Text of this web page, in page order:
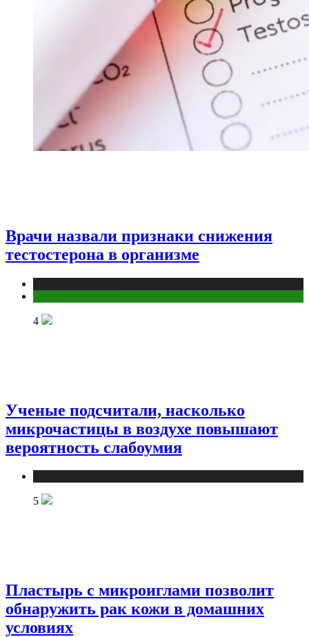
Врачи назвали признаки снижения
тестостерона в организме
4
Ученые подсчитали, насколько
микрочастицы в воздухе повышают
вероятность слабоумия
5
Пластырь с микроиглами позволит
обнаружить рак кожи в домашних
условиях